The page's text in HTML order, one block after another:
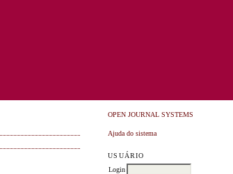
OPEN JOURNAL SYSTEMS
Ajuda do sistema
USUÁRIO
Login